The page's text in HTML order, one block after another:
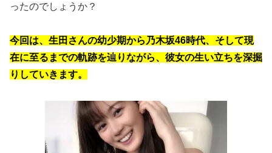
ったのでしょうか？
今回は、生田さんの幼少期から乃木坂46時代、そして現
在に至るまでの軌跡を辿りながら、彼女の生い立ちを深掘
りしていきます。